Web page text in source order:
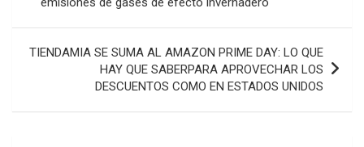
entradas
TIENDAMIA SE SUMA AL AMAZON PRIME DAY: LO QUE
HAY QUE SABERPARA APROVECHAR LOS
DESCUENTOS COMO EN ESTADOS UNIDOS